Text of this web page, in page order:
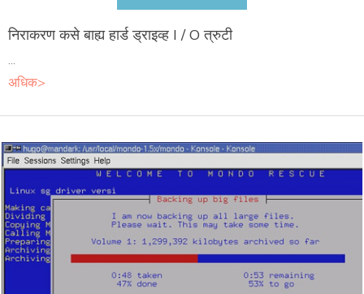
निराकरण कसे बाह्य हार्ड ड्राइव्ह I / O त्रुटी
...
अधिक>